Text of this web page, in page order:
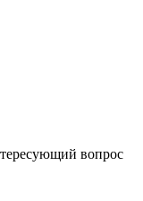
вопрос